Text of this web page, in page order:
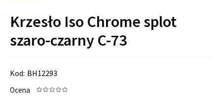
Krzesło Iso Chrome splot
szaro-czarny C-73
Kod: BH12293
Ocena